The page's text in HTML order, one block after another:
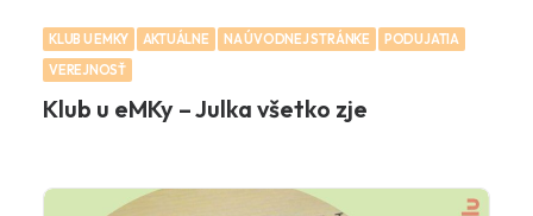
KLUB U EMKY AKTUÁLNE NA ÚVODNEJ STRÁNKE
PODUJATIA
VEREJNOSŤ
Klub u eMKy – Julka všetko zje